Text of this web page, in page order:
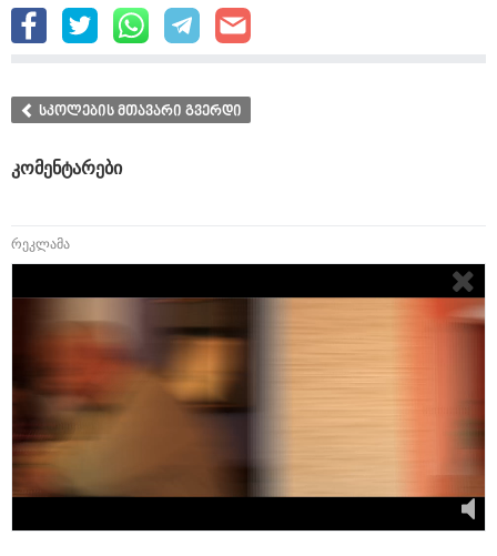
სკოლების მთავარი გვერდი
კომენტარები
რეკლამა